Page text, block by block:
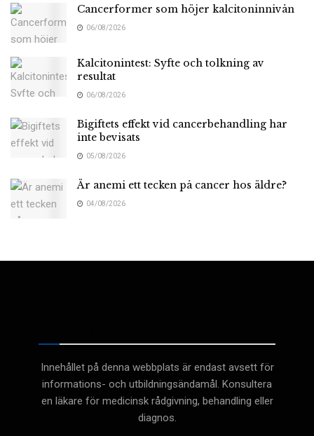
Cancerformer som höjer kalcitoninnivån
06/08/2026
Kalcitonintest: Syfte och tolkning av
resultat
06/08/2026
Bigiftets effekt vid cancerbehandling har
inte bevisats
05/08/2026
Är anemi ett tecken på cancer hos äldre?
04/08/2026
Innehållet på denna webbplats är endast avsett för
informations- och utbildningsändamål. Konsultera
en läkare för medicinsk rådgivning, behandling eller
diagnos.